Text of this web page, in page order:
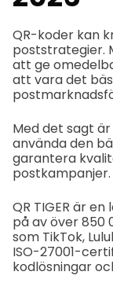
QR-koder kan
poststrategier.
att ge
att vara det
Med det sagt
använda den
garantera
postkampanjer.
QR TIGER är
på av över 850
som TikTok,
ISO-27001-
kodlösningar